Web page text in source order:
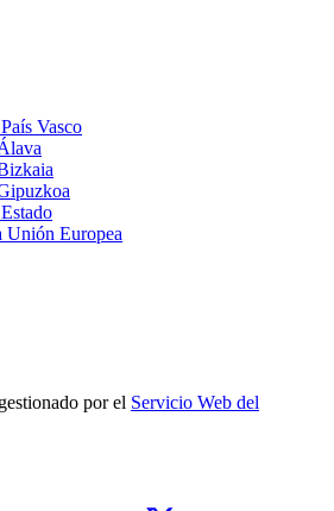
Vasco
Europea
por el Servicio Web del